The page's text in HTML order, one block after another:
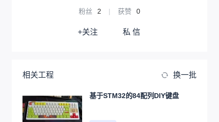
粉丝 2 | 获赞 0
+关注 私 信
相关工程 换一批
基于STM32的84配列DIY键盘